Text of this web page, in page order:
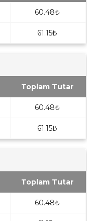
60.48₺
61.15₺
Toplam Tutar
60.48₺
61.15₺
Toplam Tutar
60.48₺